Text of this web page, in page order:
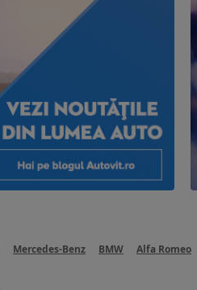
Mercedes-Benz BMW Alfa Romeo